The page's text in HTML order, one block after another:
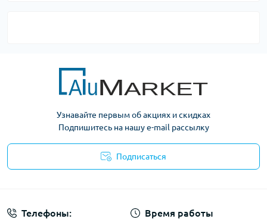
Узнавайте первым об акциях и скидках
Подпишитесь на нашу e-mail рассылку
Подписаться
Телефоны: Время работы